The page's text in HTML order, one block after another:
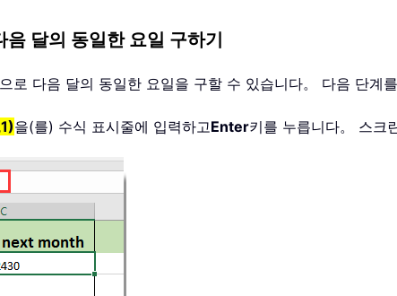
달의 동일한 요일 구하기
로 다음 달의 동일한 요일을 구할 수 있습니다。 다음 단계
을(를) 수식 표시줄에 입력하고Enter키를 누릅니다。 스크